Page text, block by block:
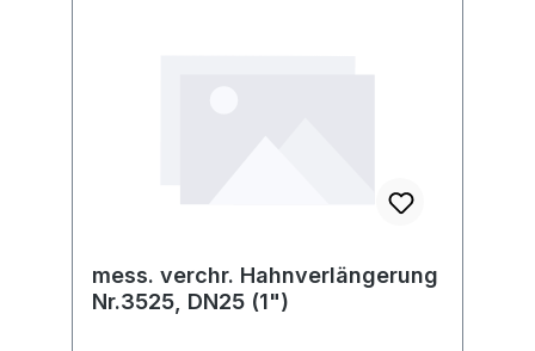
mess. verchr. Hahnverlängerung
Nr.3525, DN25 (1")